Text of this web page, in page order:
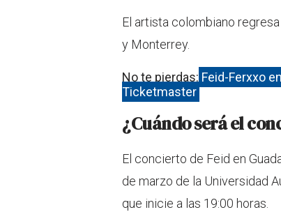
El artista colombiano
y Monterrey.
No te pierdas: Feid-Ferxxo
Ticketmaster
¿Cuándo será el
El concierto de Feid en
de marzo de la Universidad
que inicie a las 19:00 horas.